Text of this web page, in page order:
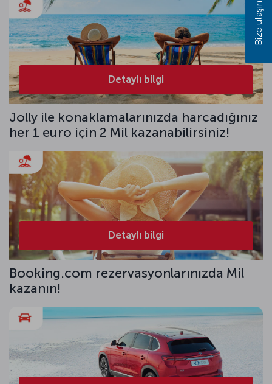
Detaylı bilgi
Jolly ile konaklamalarınızda harcadığınız
her 1 euro için 2 Mil kazanabilirsiniz!
Detaylı bilgi
Booking.com rezervasyonlarınızda Mil
kazanın!
Bize ulaşın